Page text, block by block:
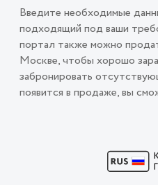
Введите необходимые
подходящий под ваши
портал также можно
Москве, чтобы хорошо
забронировать
появится в продаже, вы